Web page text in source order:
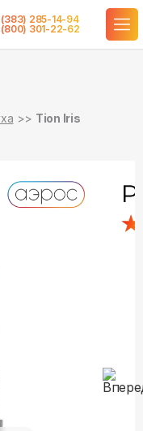
(383) 285-14-94
(800) 301-22-62
Tion Iris